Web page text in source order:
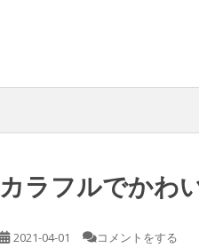
カラフルでかわ
2021-04-01 コメントをする